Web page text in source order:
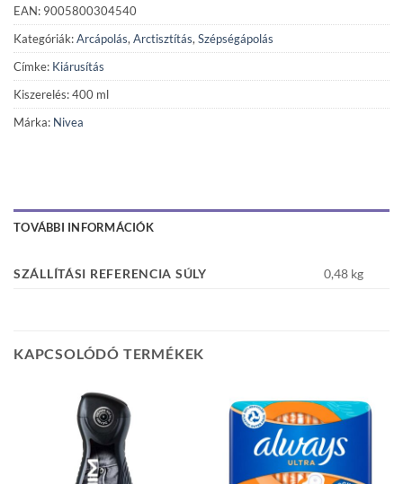
EAN: 9005800304540
Kategóriák:Arcápolás, Arctisztítás, Szépségápolás
Címke: Kiárusítás
Kiszerelés: 400 ml
Márka: Nivea
TOVÁBBI INFORMÁCIÓK
SZÁLLÍTÁSI REFERENCIA SÚLY 0,48 kg
KAPCSOLÓDÓ TERMÉKEK